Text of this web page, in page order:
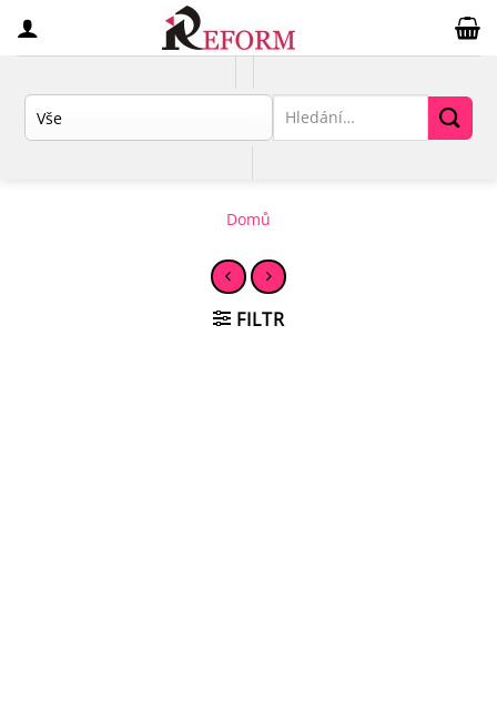
na
Hledat:
Domů
FILTR